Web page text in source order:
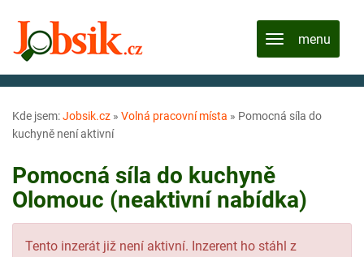
Kde jsem:Jobsik.cz » Volná pracovní místa » Pomocná síla do
kuchyně není aktivní
Pomocná síla do kuchyně
Olomouc (neaktivní nabídka)
Tento inzerát již není aktivní. Inzerent ho stáhl z